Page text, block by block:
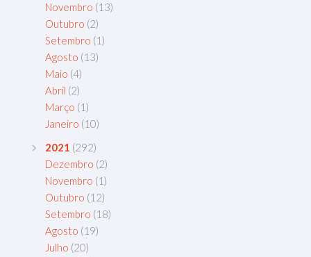
Novembro (13)
Outubro (2)
Setembro (1)
Agosto (13)
Maio (4)
Abril (2)
Março (1)
Janeiro (10)
2021 (292)
Dezembro (2)
Novembro (1)
Outubro (12)
Setembro (18)
Agosto (19)
Julho (20)